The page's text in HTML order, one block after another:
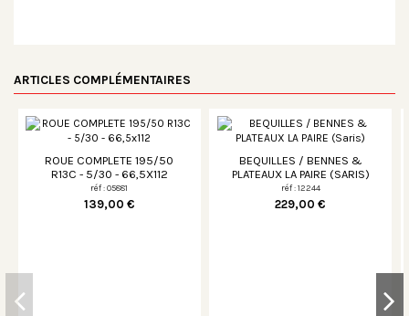
ARTICLES COMPLÉMENTAIRES
ROUE COMPLETE 195/50
R13C - 5/30 - 66,5X112
réf : 05881
139,00 €
BEQUILLES / BENNES &
PLATEAUX LA PAIRE (SARIS)
réf : 12244
229,00 €